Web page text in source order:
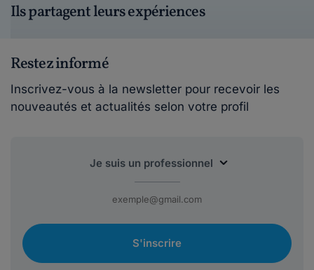
Ils partagent leurs expériences
Restez informé
Inscrivez-vous à la newsletter pour recevoir les
nouveautés et actualités selon votre profil
S'inscrire